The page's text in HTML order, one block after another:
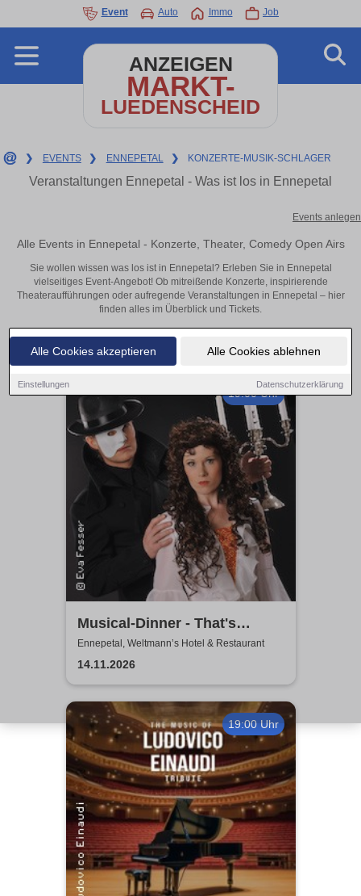
Alle Cookies akzeptieren Alle Cookies ablehnen
Einstellungen Datenschutzerklärung
Event Auto Immo Job
ANZEIGEN
MARKT-
LUEDENSCHEID
❯ EVENTS ❯ ENNEPETAL ❯ KONZERTE-MUSIK-SCHLAGER
Veranstaltungen Ennepetal - Was ist los in Ennepetal
Events anlegen
Alle Events in Ennepetal - Konzerte, Theater, Comedy Open Airs
Sie wollen wissen was los ist in Ennepetal? Erleben Sie in Ennepetal
vielseitiges Event-Angebot! Ob mitreißende Konzerte, inspirierende
Theateraufführungen oder aufregende Veranstaltungen in Ennepetal – hier
finden alles im Überblick und Tickets.
19:00 Uhr
Musical-Dinner - That's
Entertainment
Ennepetal, Weltmann’s Hotel & Restaurant
14.11.2026
19:00 Uhr